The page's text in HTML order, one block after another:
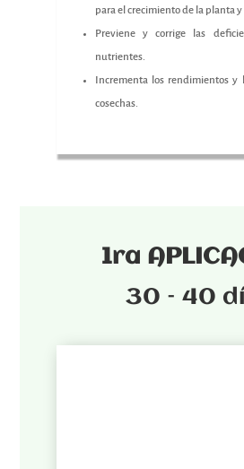
para el crecimiento de la planta
Previene y corrige las
nutrientes.
Incrementa los rendimientos y
cosechas.
1ra
30 – 40